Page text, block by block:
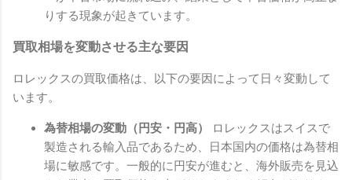
りする現象が起きています。
買取相場を変動させる主な要因
ロレックスの買取価格は、以下の要因によって日々変動して
います。
為替相場の変動（円安・円高）
ロレックスはスイスで
製造される輸入品であるため、日本国内の価格は為替相
場に敏感です。一般的に円安が進むと、海外販売を見込